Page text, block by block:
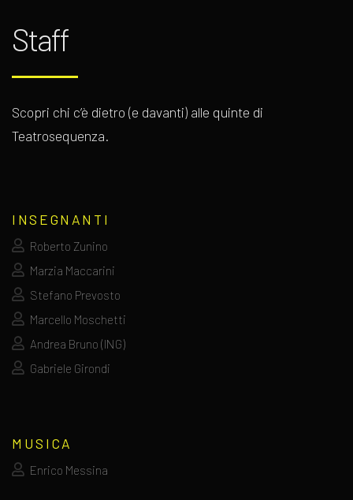
Staff
Scopri chi c’è dietro (e davanti) alle quinte di
Teatrosequenza.
INSEGNANTI
Roberto Zunino
Marzia Maccarini
Stefano Prevosto
Marcello Moschetti
Andrea Bruno (ING)
Gabriele Girondi
MUSICA
Enrico Messina